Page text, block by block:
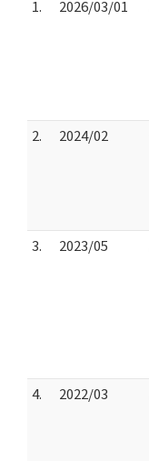
1.
2026/03/01
2. 2024/02
3.
2023/05
4. 2022/03